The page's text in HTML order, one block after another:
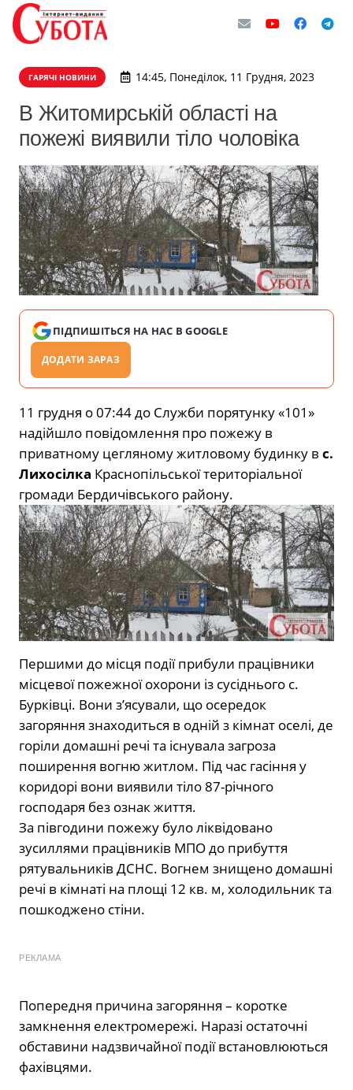
ГАРЯЧІ НОВИНИ 14:45, Понеділок, 11 Грудня, 2023
В Житомирській області на
пожежі виявили тіло чоловіка
ПІДПИШІТЬСЯ НА НАС В GOOGLE
ДОДАТИ ЗАРАЗ
11 грудня о 07:44 до Служби порятунку «101»
надійшло повідомлення про пожежу в
приватному цегляному житловому будинку в с.
Лихосілка Краснопільської територіальної
громади Бердичівського району.
Першими до місця події прибули працівники
місцевої пожежної охорони із сусіднього с.
Бурківці. Вони з’ясували, що осередок
загоряння знаходиться в одній з кімнат оселі, де
горіли домашні речі та існувала загроза
поширення вогню житлом. Під час гасіння у
коридорі вони виявили тіло 87-річного
господаря без ознак життя.
За півгодини пожежу було ліквідовано
зусиллями працівників МПО до прибуття
рятувальників ДСНС. Вогнем знищено домашні
речі в кімнаті на площі 12 кв. м, холодильник та
пошкоджено стіни.
РЕКЛАМА
Попередня причина загоряння – коротке
замкнення електромережі. Наразі остаточні
обставини надзвичайної події встановлюються
фахівцями.